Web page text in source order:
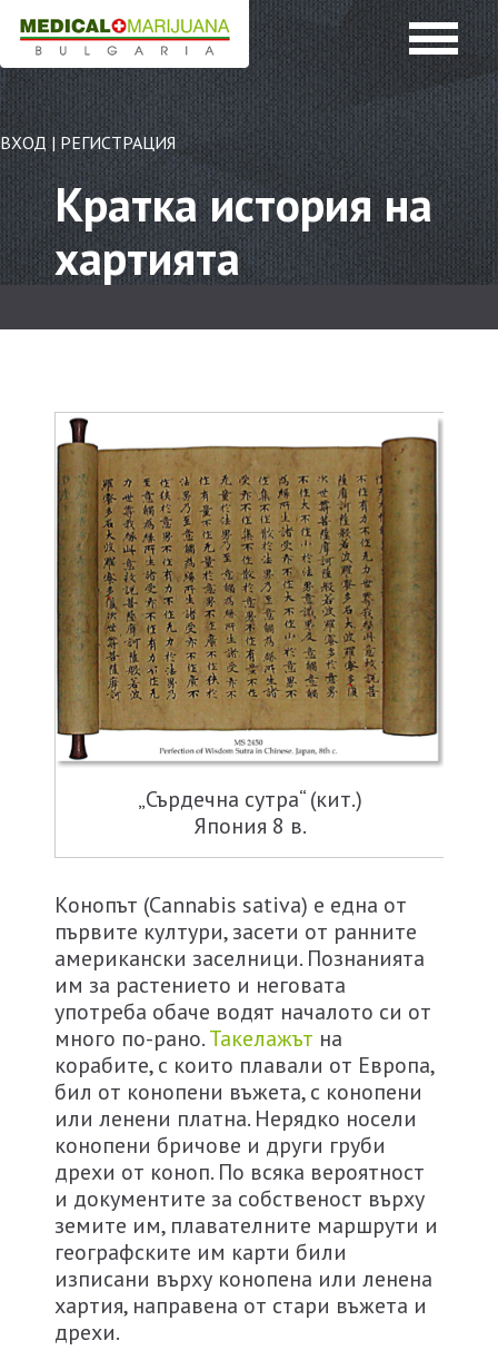
ВХОД | РЕГИСТРАЦИЯ
Кратка история на
хартията
„Сърдечна сутра“ (кит.)
Япония 8 в.
Конопът (Cannabis sativa) е една от
първите култури, засети от ранните
американски заселници. Познанията
им за растението и неговата
употреба обаче водят началото си от
много по-рано.Такелажът на
корабите, с които плавали от Европа,
бил от конопени въжета, с конопени
или ленени платна. Нерядко носели
конопени бричове и други груби
дрехи от коноп. По всяка вероятност
и документите за собственост върху
земите им, плавателните маршрути и
географските им карти били
изписани върху конопена или ленена
хартия, направена от стари въжета и
дрехи.